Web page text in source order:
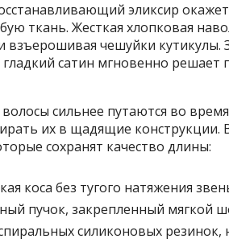
эликсир
ткань. Жесткая хлопковая
взъерошивая чешуйки кутикулы.
сатин мгновенно решает
сильнее путаются во
их в щадящие конструкции.
сохранят качество длины:
коса без тугого натяжения
пучок, закрепленный мягкой
силиконовых резинок,